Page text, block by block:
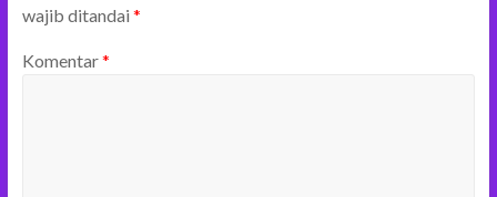
wajib ditandai *
Komentar*